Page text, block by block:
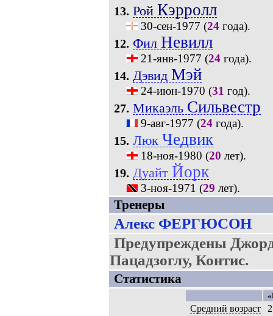
13. Рой Кэрролл
30-сен-1977 (24года).
12. Фил Невилл
21-янв-1977 (24года).
14. Дэвид Мэй
24-июн-1970 (31 год).
27. Микаэль Сильвестр
9-авг-1977 (24года).
15. Люк Чедвик
18-ноя-1980 (20 лет).
19. Дуайт Йорк
3-ноя-1971 (29 лет).
Тренеры
Алекс ФЕРГЮСОН
Предупреждены
Пацадзоглу, Контис.
Статистика
Средний возраст